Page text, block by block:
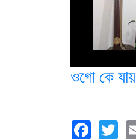
ওগো কে যায়